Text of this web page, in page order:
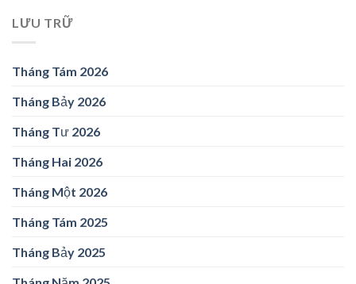
LƯU TRỮ
Tháng Tám 2026
Tháng Bảy 2026
Tháng Tư 2026
Tháng Hai 2026
Tháng Một 2026
Tháng Tám 2025
Tháng Bảy 2025